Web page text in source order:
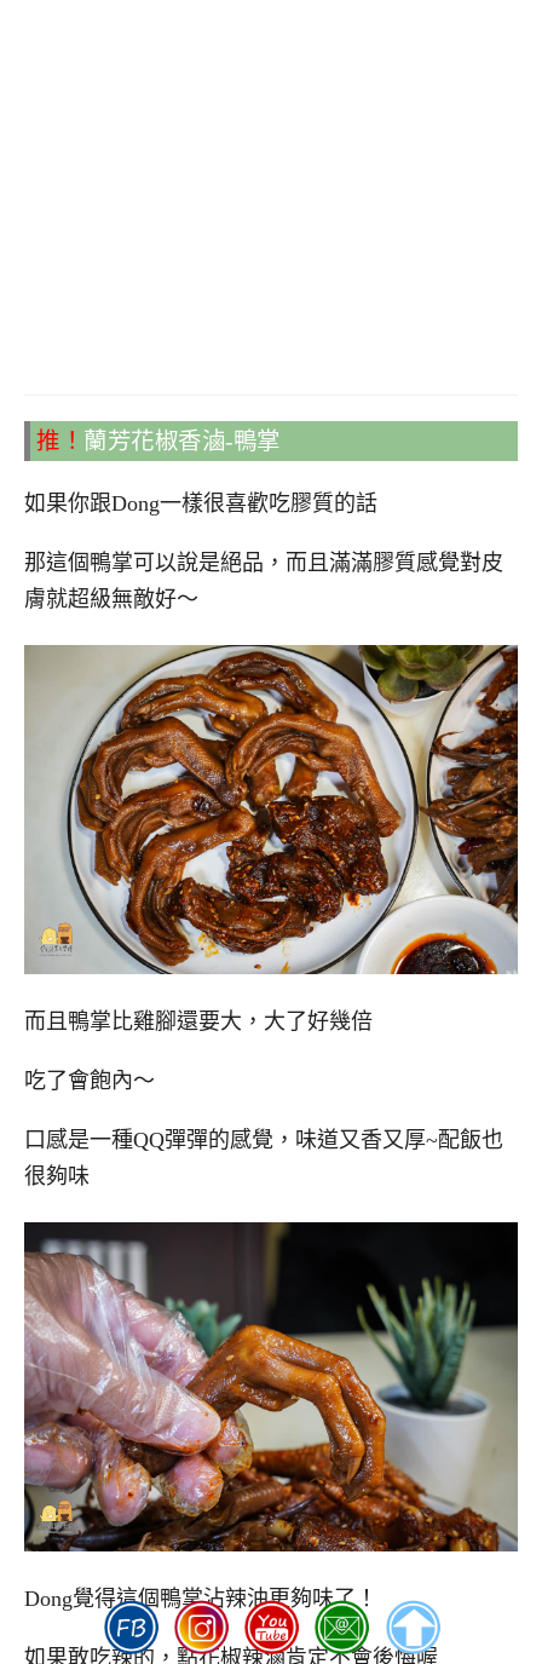
推！ 蘭芳花椒香滷-鴨掌
如果你跟Dong一樣很喜歡吃膠質的話
那這個鴨掌可以說是絕品，而且滿滿膠質感覺對皮
膚就超級無敵好～
而且鴨掌比雞腳還要大，大了好幾倍
吃了會飽內～
口感是一種QQ彈彈的感覺，味道又香又厚~配飯也
很夠味
Dong覺得這個鴨掌沾辣油更夠味了！
如果敢吃辣的，點花椒辣滷肯定不會後悔喔